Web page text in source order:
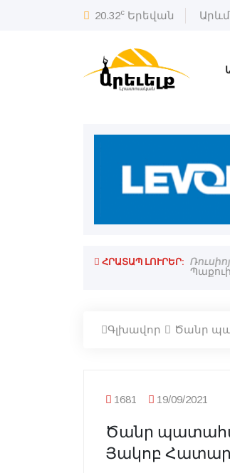
20.32c Երեվան
ՀՐԱՏԱՊ ԼՈՒՐԵՐ:
Գլխավոր Ծանր
1681 19/09/2021
Ծանր
Յակոբ